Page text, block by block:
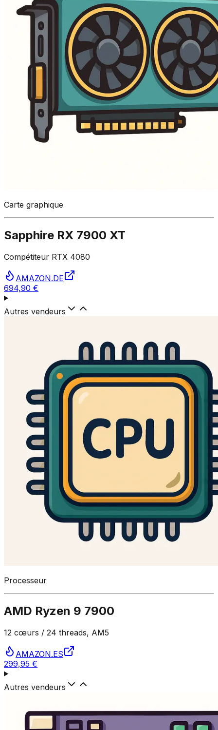
Carte graphique
Sapphire RX 7900 XT
Compétiteur RTX 4080
AMAZON.DE
694,90 €
Autres vendeurs
Processeur
AMD Ryzen 9 7900
12 cœurs / 24 threads, AM5
AMAZON.ES
299,95 €
Autres vendeurs